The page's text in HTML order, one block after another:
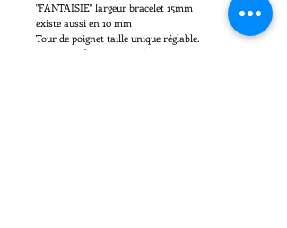
"FANTAISIE" largeur bracelet 15mm
existe aussi en 10 mm
Tour de poignet taille unique réglable.
Existe en : laiton argenté .